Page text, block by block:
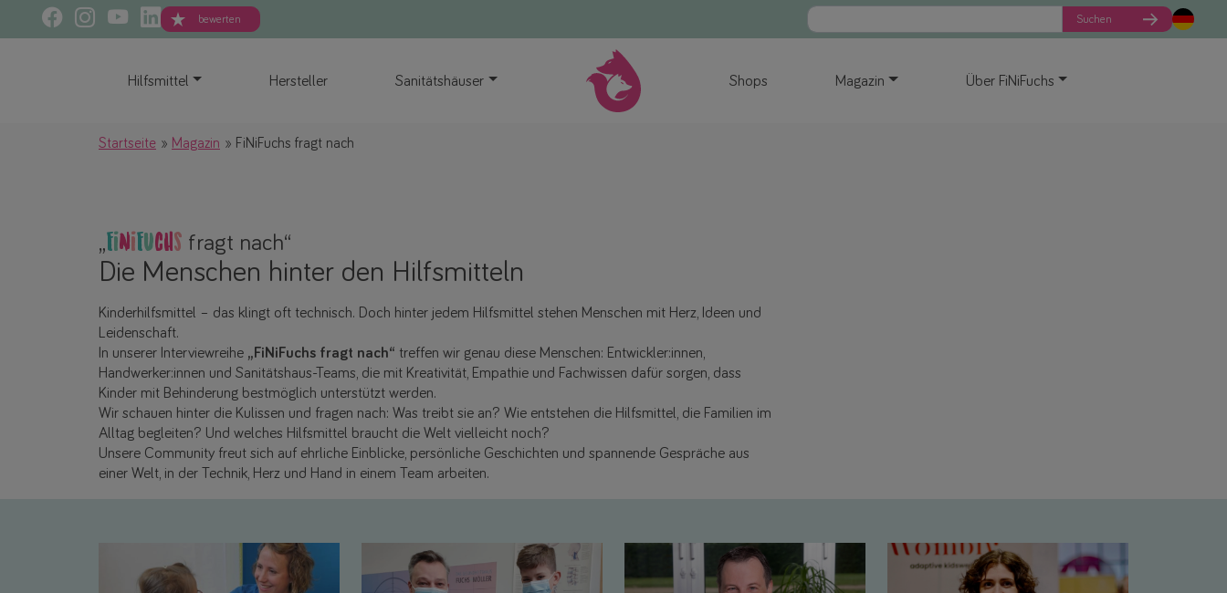
bewerten Suchen
Hilfsmittel Hersteller Sanitätshäuser Shops Magazin Über FiNiFuchs
Startseite Magazin FiNiFuchs fragt nach
„FiNiFuchs fragt nach“
Die Menschen hinter den Hilfsmitteln
Kinderhilfsmittel – das klingt oft technisch. Doch hinter jedem Hilfsmittel stehen Menschen mit Herz, Ideen und
Leidenschaft.
In unserer Interviewreihe „FiNiFuchs fragt nach“ treffen wir genau diese Menschen: Entwickler:innen,
Handwerker:innen und Sanitätshaus-Teams, die mit Kreativität, Empathie und Fachwissen dafür sorgen, dass
Kinder mit Behinderung bestmöglich unterstützt werden.
Wir schauen hinter die Kulissen und fragen nach: Was treibt sie an? Wie entstehen die Hilfsmittel, die Familien im
Alltag begleiten? Und welches Hilfsmittel braucht die Welt vielleicht noch?
Unsere Community freut sich auf ehrliche Einblicke, persönliche Geschichten und spannende Gespräche aus
einer Welt, in der Technik, Herz und Hand in einem Team arbeiten.